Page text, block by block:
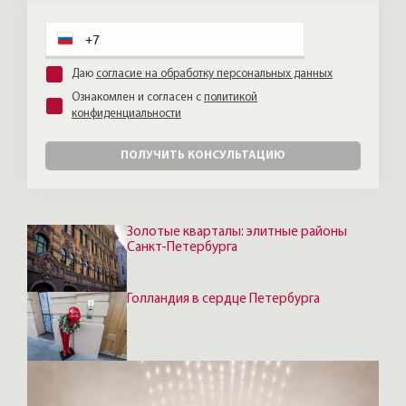
Золотые кварталы: элитные районы
Санкт-Петербурга
Голландия в сердце Петербурга
Даю согласие на обработку персональных данных
Ознакомлен и согласен с политикой
конфиденциальности
ПОЛУЧИТЬ КОНСУЛЬТАЦИЮ